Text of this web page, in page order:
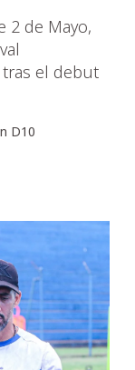
2 de Mayo,
el debut
D10